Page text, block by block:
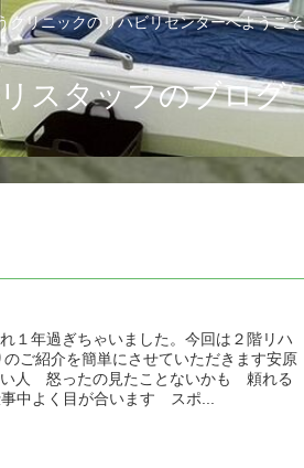
クリニックのリハビリセンターへようこそ
スタッフのブログ
１年過ぎちゃいました。今回は２階リハ
ご紹介を簡単にさせていただきます安原
人 怒ったの見たことないかも 頼れる
中よく目が合います スポ...